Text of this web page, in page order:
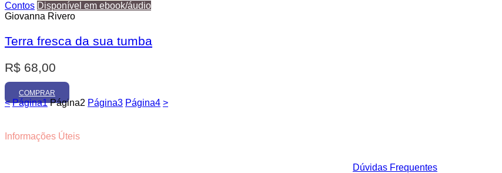
Contos Disponível em ebook/áudio
Giovanna Rivero
Terra fresca da sua tumba
R$ 68,00
COMPRAR
< Página1 Página2 Página3 Página4 >
Informações Úteis
Dúvidas Frequentes